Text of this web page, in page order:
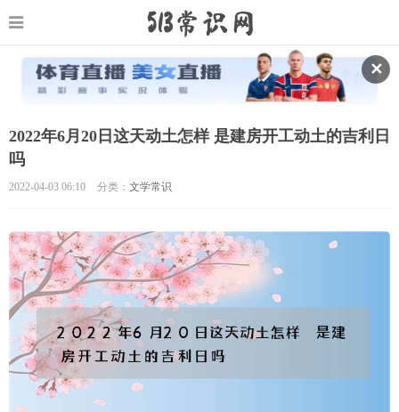
✕
2022年6月20日这天动土怎样 是建房开工动土的吉利日
吗
2022-04-03 06:10 分类： 文学常识